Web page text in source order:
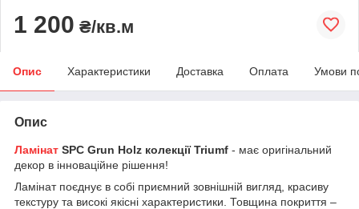
1 200 ₴/кв.м
Опис Характеристики Доставка Оплата Умови
Опис
Ламінат SPC Grun Holz колекції Triumf - має оригінальний
декор в інноваційне рішення!
Ламінат поєднує в собі приємний зовнішній вигляд, красиву
текстуру та високі якісні характеристики. Товщина покриття –